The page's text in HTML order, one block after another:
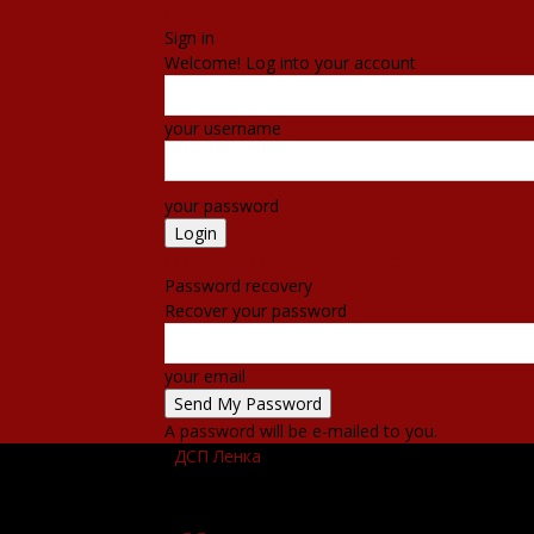
Sign in
Welcome! Log into your account
your username
your password
Password recovery
Recover your password
your email
A password will be e-mailed to you.
ДСП Ленка